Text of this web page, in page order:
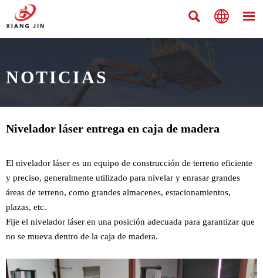
  
NOTICIAS
Nivelador láser entrega en caja de madera
El nivelador láser es un equipo de construcción de terreno eficiente
y preciso, generalmente utilizado para nivelar y enrasar grandes
áreas de terreno, como grandes almacenes, estacionamientos,
plazas, etc.
Fije el nivelador láser en una posición adecuada para garantizar que
no se mueva dentro de la caja de madera.